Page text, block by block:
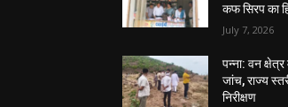
कफ सिरप का
July 7, 2026
पन्ना: वन
जांच, राज्य
निरीक्षण